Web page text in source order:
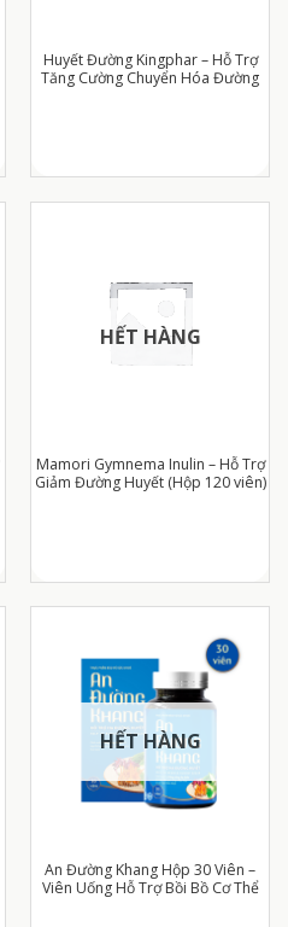
Huyết Đường Kingphar – Hỗ Trợ
Tăng Cường Chuyển Hóa Đường
HẾT HÀNG
Mamori Gymnema Inulin – Hỗ Trợ
Giảm Đường Huyết (Hộp 120 viên)
HẾT HÀNG
An Đường Khang Hộp 30 Viên –
Viên Uống Hỗ Trợ Bồi Bồ Cơ Thể